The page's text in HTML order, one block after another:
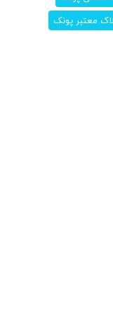
معتبر پونک